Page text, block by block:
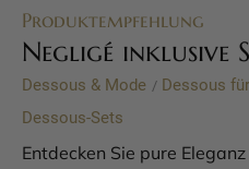
Produktempfehlung
Negligé inklusive
Dessous & Mode / Dessous
Dessous-Sets
Entdecken Sie pure